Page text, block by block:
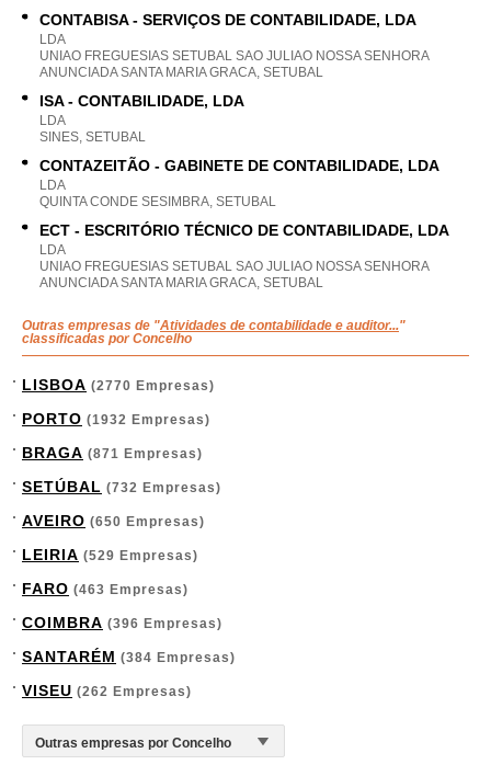
CONTABISA - SERVIÇOS DE CONTABILIDADE, LDA
LDA
UNIAO FREGUESIAS SETUBAL SAO JULIAO NOSSA SENHORA
ANUNCIADA SANTA MARIA GRACA, SETUBAL
ISA - CONTABILIDADE, LDA
LDA
SINES, SETUBAL
CONTAZEITÃO - GABINETE DE CONTABILIDADE, LDA
LDA
QUINTA CONDE SESIMBRA, SETUBAL
ECT - ESCRITÓRIO TÉCNICO DE CONTABILIDADE, LDA
LDA
UNIAO FREGUESIAS SETUBAL SAO JULIAO NOSSA SENHORA
ANUNCIADA SANTA MARIA GRACA, SETUBAL
Outras empresas de "Atividades de contabilidade e auditor..."
classificadas por Concelho
LISBOA (2770 Empresas)
PORTO (1932 Empresas)
BRAGA (871 Empresas)
SETÚBAL (732 Empresas)
AVEIRO (650 Empresas)
LEIRIA (529 Empresas)
FARO (463 Empresas)
COIMBRA (396 Empresas)
SANTARÉM (384 Empresas)
VISEU (262 Empresas)